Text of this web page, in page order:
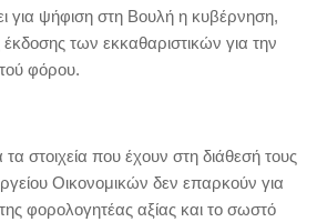
για ψήφιση στη Βουλή η κυβέρνηση,
των εκκαθαριστικών για την
φόρου.
στοιχεία που έχουν στη διάθεσή τους
Οικονομικών δεν επαρκούν για
φορολογητέας αξίας και το σωστό